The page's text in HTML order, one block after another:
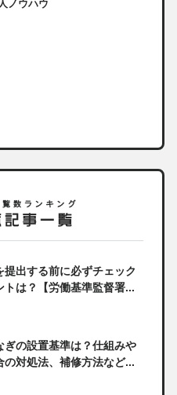
ノウハウ
提出する前に必ずチェック
トは？【労働基準監督署...
ぎの設置基準は？仕組みや
の対処法、補修方法など...